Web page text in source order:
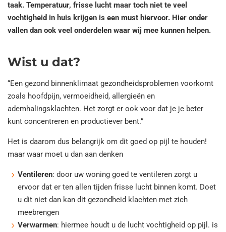
taak. Temperatuur, frisse lucht maar toch niet te veel
vochtigheid in huis krijgen is een must hiervoor. Hier onder
vallen dan ook veel onderdelen waar wij mee kunnen helpen.
Wist u dat?
“Een gezond binnenklimaat gezondheidsproblemen voorkomt
zoals hoofdpijn, vermoeidheid, allergieën en
ademhalingsklachten. Het zorgt er ook voor dat je je beter
kunt concentreren en productiever bent.”
Het is daarom dus belangrijk om dit goed op pijl te houden!
maar waar moet u dan aan denken
Ventileren: door uw woning goed te ventileren zorgt u
ervoor dat er ten allen tijden frisse lucht binnen komt. Doet
u dit niet dan kan dit gezondheid klachten met zich
meebrengen
Verwarmen: hiermee houdt u de lucht vochtigheid op pijl. is